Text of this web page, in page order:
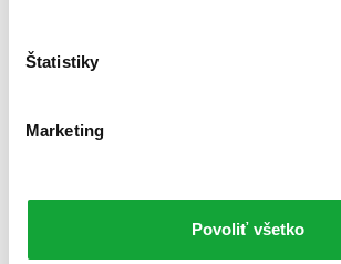
Štatistiky
Marketing
Povoliť všetko